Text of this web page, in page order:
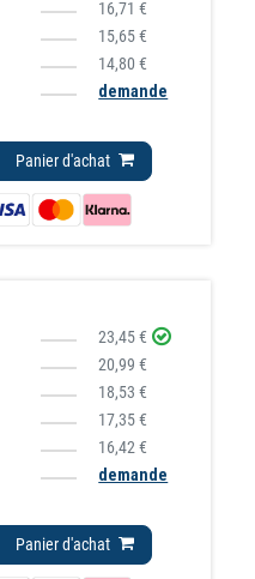
16,71 €
15,65 €
14,80 €
demande
Panier d'achat
23,45 €
20,99 €
18,53 €
17,35 €
16,42 €
demande
Panier d'achat